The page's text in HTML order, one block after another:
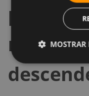
realizar
MOSTRAR